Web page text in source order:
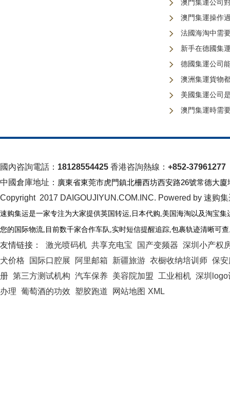
澳門集運公司
澳門集運操作
法國海淘中需
新手在德國集
德國集運公司
澳洲集運貨物
美國集運公司
澳門集運時需
國內咨詢電話： 18128554425 香港咨詢熱線： +852-37961277
中國倉庫地址： 廣東省東莞市虎門鎮北柵西坊西安路26號常德大
Copyright 2017 DAIGOUJIYUN.COM.INC. Powered by 速购
速购集运是一家专注为大家提供英国转运,日本代购,美国海淘以及淘宝集
您的国际物流, 目前数千家合作车队,实时短信提醒追踪,包裹轨迹清晰可
友情链接： 激光喷码机 共享充电宝 国产变频器 深圳小产权
犬价格
国际口腔展 阿里邮箱 新疆旅游 衣橱收纳培训师 保
册 第三方测试机构 汽车保养 美容院加盟 工业相机 深圳logo
办理 葡萄酒的功效 塑胶跑道 网站地图 XML